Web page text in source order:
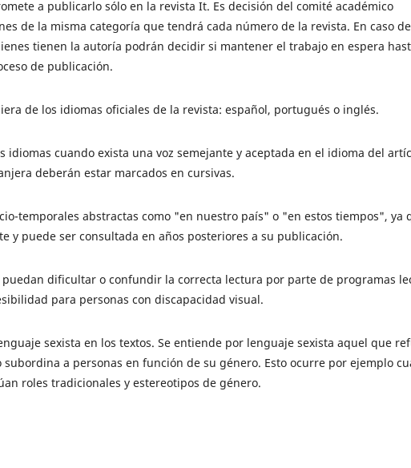
a publicarlo sólo en la revista It. Es decisión del comité académico
de la misma categoría que tendrá cada número de la revista. En caso
tienen la autoría podrán decidir si mantener el trabajo en espera
de publicación.
de los idiomas oficiales de la revista: español, portugués o inglés.
idiomas cuando exista una voz semejante y aceptada en el idioma del
deberán estar marcados en cursivas.
temporales abstractas como "en nuestro país" o "en estos tiempos", ya
y puede ser consultada en años posteriores a su publicación.
dificultar o confundir la correcta lectura por parte de programas
para personas con discapacidad visual.
sexista en los textos. Se entiende por lenguaje sexista aquel que
a personas en función de su género. Esto ocurre por ejemplo
roles tradicionales y estereotipos de género.